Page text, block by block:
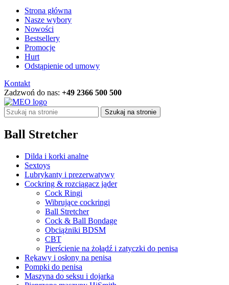
Strona główna
Nasze wybory
Nowości
Bestsellery
Promocje
Hurt
Odstąpienie od umowy
Kontakt
Zadzwoń do nas: +49 2366 500 500
Szukaj na stronie
Ball Stretcher
Dilda i korki analne
Sextoys
Lubrykanty i prezerwatywy
Cockring & rozciągacz jąder
Cock Ringi
Wibrujące cockringi
Ball Stretcher
Cock & Ball Bondage
Obciążniki BDSM
CBT
Pierścienie na żołądź i zatyczki do penisa
Rękawy i osłony na penisa
Pompki do penisa
Maszyna do seksu i dojarka